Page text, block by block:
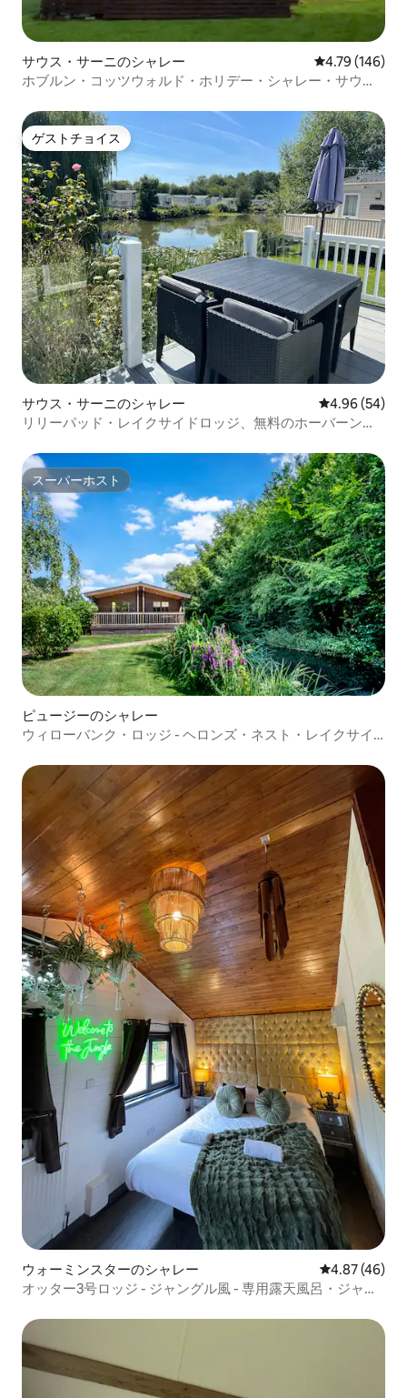
サウス・サーニのシャレー レビュー146
4.79 (146)
ホブルン・コッツウォルド・ホリデー・シャレー・サウ
ゲストチョイス
ゲストチョイス
サウス・サーニのシャレー レビュー54
4.96 (54)
リリーパッド・レイクサイドロッジ、無料のホーバーンパ
スーパーホスト
スーパーホスト
ピュージーのシャレー
ウィローバンク・ロッジ - ヘロンズ・ネスト・レイクサイ
ウォーミンスターのシャレー レビュー46
4.87 (46)
オッター3号ロッジ - ジャングル風 - 専用露天風呂・ジャグ